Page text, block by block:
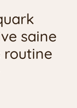
saine
routine